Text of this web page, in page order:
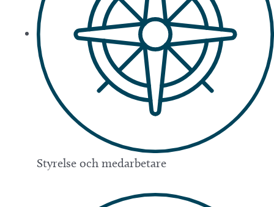
Styrelse och medarbetare